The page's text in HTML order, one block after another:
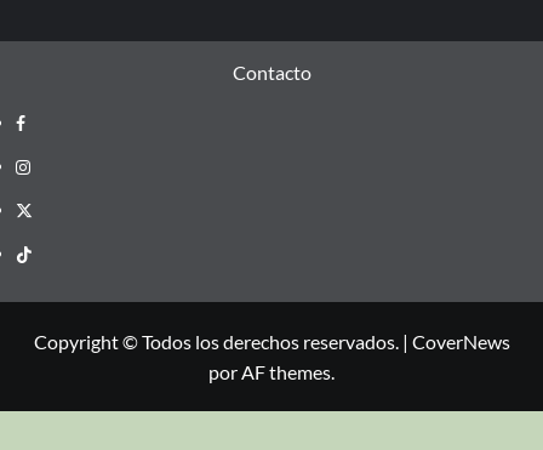
Contacto
Copyright © Todos los derechos reservados. | CoverNews
por AF themes.